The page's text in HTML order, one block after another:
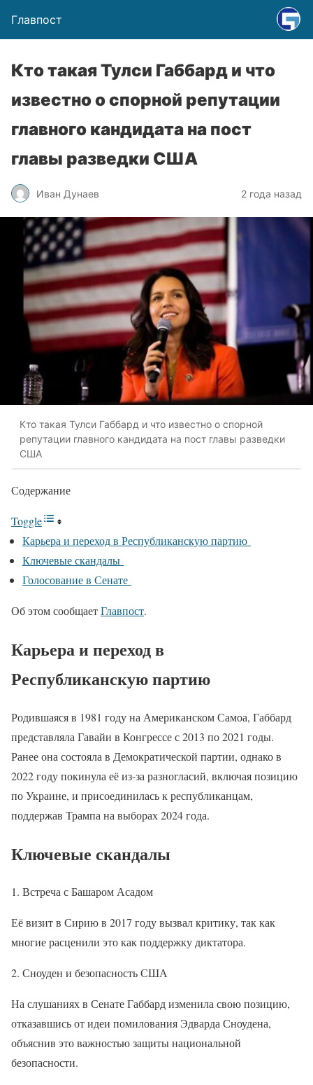
Главпост
Кто такая Тулси Габбард и что
известно о спорной репутации
главного кандидата на пост
главы разведки США
Иван Дунаев 2 года назад
Кто такая Тулси Габбард и что известно о спорной
репутации главного кандидата на пост главы разведки
США
Содержание
Toggle
Карьера и переход в Республиканскую партию
Ключевые скандалы
Голосование в Сенате
Об этом сообщаетГлавпост.
Карьера и переход в
Республиканскую партию
Родившаяся в 1981 году на Американском Самоа, Габбард
представляла Гавайи в Конгрессе с 2013 по 2021 годы.
Ранее она состояла в Демократической партии, однако в
2022 году покинула её из-за разногласий, включая позицию
по Украине, и присоединилась к республиканцам,
поддержав Трампа на выборах 2024 года.
Ключевые скандалы
1. Встреча с Башаром Асадом
Её визит в Сирию в 2017 году вызвал критику, так как
многие расценили это как поддержку диктатора.
2. Сноуден и безопасность США
На слушаниях в Сенате Габбард изменила свою позицию,
отказавшись от идеи помилования Эдварда Сноудена,
объяснив это важностью защиты национальной
безопасности.